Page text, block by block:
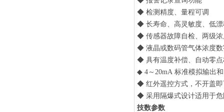
◆ 检测精度、量程可调
◆ 长寿命、高灵敏度、低
◆ 传感器故障自检、两级
◆ 液晶或数码管气体浓度
◆ 具有温度补偿、自动零
◆ 4～20mA 标准模拟输出
◆ 红外遥控方式，不开盖
◆ 采用隔爆式设计适用于
技数参数